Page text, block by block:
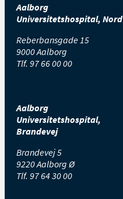
Aalborg
Universitetshospital, Nord
Reberbansgade 15
9000 Aalborg
Tlf. 97 66 00 00
Aalborg
Universitetshospital,
Brandevej
Brandevej 5
9220 Aalborg Ø
Tlf. 97 64 30 00